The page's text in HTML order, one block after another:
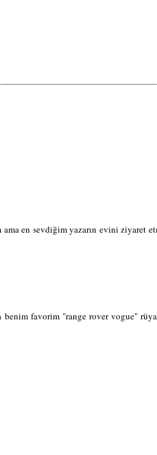
en sevdiğim yazarın evini ziyaret
favorim "range rover vogue"